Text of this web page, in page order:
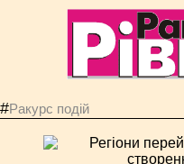
#Ракурс подій